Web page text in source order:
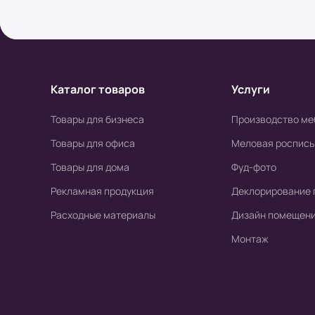
Клиент может оплатить заказ после
высылается онлайн-чек или выдается
печатной версии чека)
б) Оплата производится по расчетному
Каталог товаров
Товары для бизнеса
Товары для офиса
Товары для дома
Рекламная продукция
Расходные материалы
Услуги
Производство
Меловая роспись
Фуд-фото
Деклорирование
Дизайн
Монтаж